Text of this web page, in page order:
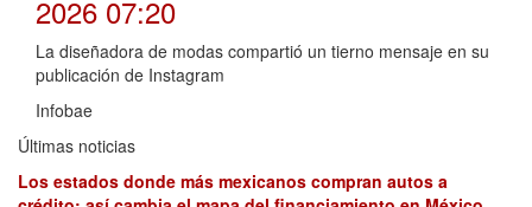
2026 07:20
La diseñadora de modas compartió un tierno mensaje en su
publicación de Instagram
Infobae
Últimas noticias
Los estados donde más mexicanos compran autos a